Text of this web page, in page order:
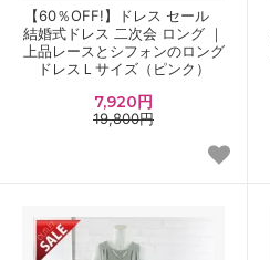
【60％OFF!】ドレス セール
結婚式ドレス 二次会 ロング ｜
上品レースとシフォンのロング
ドレスＬサイズ（ピンク）
7,920円
19,800円